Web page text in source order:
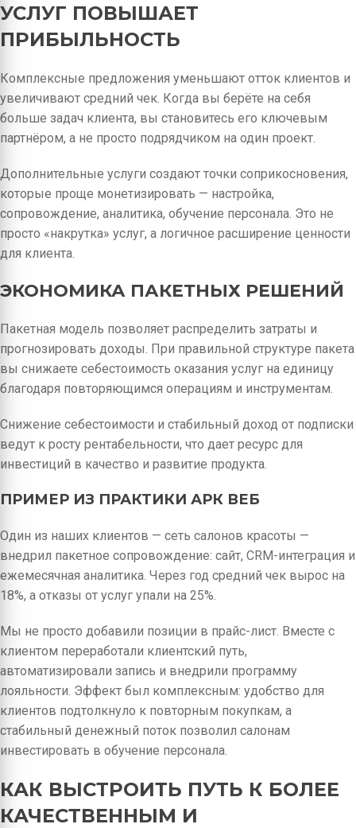
УСЛУГ ПОВЫШАЕТ
ПРИБЫЛЬНОСТЬ
Комплексные предложения уменьшают отток клиентов и
увеличивают средний чек. Когда вы берёте на себя
больше задач клиента, вы становитесь его ключевым
партнёром, а не просто подрядчиком на один проект.
Дополнительные услуги создают точки соприкосновения,
которые проще монетизировать — настройка,
сопровождение, аналитика, обучение персонала. Это не
просто «накрутка» услуг, а логичное расширение ценности
для клиента.
ЭКОНОМИКА ПАКЕТНЫХ РЕШЕНИЙ
Пакетная модель позволяет распределить затраты и
прогнозировать доходы. При правильной структуре пакета
вы снижаете себестоимость оказания услуг на единицу
благодаря повторяющимся операциям и инструментам.
Снижение себестоимости и стабильный доход от подписки
ведут к росту рентабельности, что дает ресурс для
инвестиций в качество и развитие продукта.
ПРИМЕР ИЗ ПРАКТИКИ АРК ВЕБ
Один из наших клиентов — сеть салонов красоты —
внедрил пакетное сопровождение: сайт, CRM-интеграция и
ежемесячная аналитика. Через год средний чек вырос на
18%, а отказы от услуг упали на 25%.
Мы не просто добавили позиции в прайс-лист. Вместе с
клиентом переработали клиентский путь,
автоматизировали запись и внедрили программу
лояльности. Эффект был комплексным: удобство для
клиентов подтолкнуло к повторным покупкам, а
стабильный денежный поток позволил салонам
инвестировать в обучение персонала.
КАК ВЫСТРОИТЬ ПУТЬ К БОЛЕЕ
КАЧЕСТВЕННЫМ И